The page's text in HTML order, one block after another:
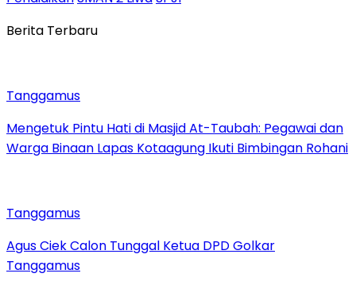
Berita Terbaru
Tanggamus
Mengetuk Pintu Hati di Masjid At-Taubah: Pegawai dan
Warga Binaan Lapas Kotaagung Ikuti Bimbingan Rohani
Tanggamus
Agus Ciek Calon Tunggal Ketua DPD Golkar
Tanggamus